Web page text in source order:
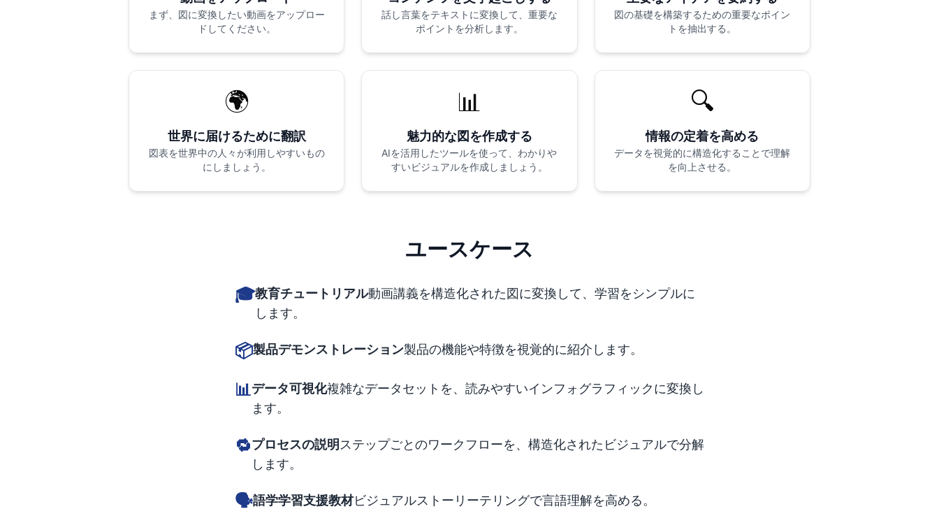
まず、図に変換したい動画をアップロー
ドしてください。
話し言葉をテキストに変換して、重要な
ポイントを分析します。
図の基礎を構築するための重要なポイン
トを抽出する。
🌍
世界に届けるために翻訳
図表を世界中の人々が利用しやすいもの
にしましょう。
📊
魅力的な図を作成する
AIを活用したツールを使って、わかりや
すいビジュアルを作成しましょう。
🔍
情報の定着を高める
データを視覚的に構造化することで理解
を向上させる。
ユースケース
🎓教育チュートリアル動画講義を構造化された図に変換して、学習をシンプルに
します。
📦製品デモンストレーション製品の機能や特徴を視覚的に紹介します。
📊データ可視化複雑なデータセットを、読みやすいインフォグラフィックに変換し
ます。
🔁プロセスの説明 ステップごとのワークフローを、構造化されたビジュアルで分解
します。
🗣語学学習支援教材ビジュアルストーリーテリングで言語理解を高める。